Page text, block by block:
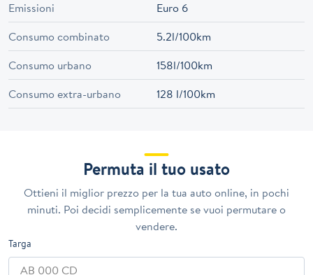
Emissioni
Euro 6
Consumo combinato
5.2l/100km
Consumo urbano
158l/100km
Consumo extra-urbano
128 l/100km
Permuta il tuo usato
Ottieni il miglior prezzo per la tua auto online, in pochi
minuti. Poi decidi semplicemente se vuoi permutare o
vendere.
Targa